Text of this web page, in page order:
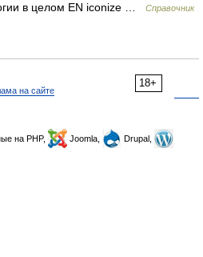
в целом EN iconize …
Справочник
18+
на сайте
на PHP, Joomla,
Drupal,